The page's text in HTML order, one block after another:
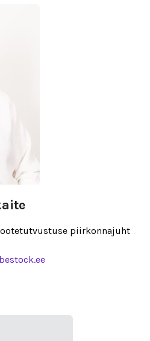
piirkonnajuht